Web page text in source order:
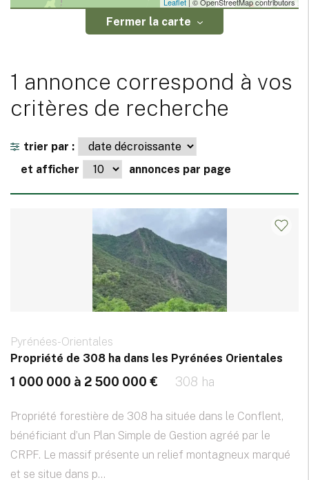
Fermer la carte
1 annonce correspond à vos
critères de recherche
trier par :
et afficher
annonces par page
Pyrénées-Orientales
Propriété de 308 ha dans les Pyrénées Orientales
1 000 000 à 2 500 000 € 308 ha
Propriété forestière de 308 ha située dans le Conflent,
bénéficiant d’un Plan Simple de Gestion agréé par le
CRPF. Le massif présente un relief montagneux marqué
et se situe dans p...